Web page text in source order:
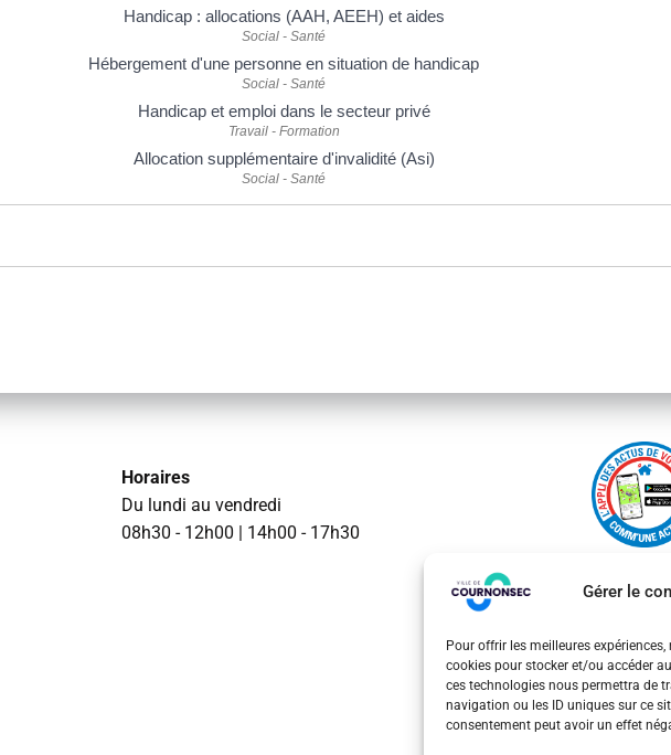
Gérer le
Pour offrir les meilleures
cookies pour stocker et/ou accéder
ces technologies nous permettra de
navigation ou les ID uniques sur ce
consentement peut avoir un effet
Handicap : allocations (AAH, AEEH) et aides
Social - Santé
Hébergement d'une personne en situation de handicap
Social - Santé
Handicap et emploi dans le secteur privé
Travail - Formation
Allocation supplémentaire d'invalidité (Asi)
Social - Santé
Horaires
Du lundi au vendredi
08h30 - 12h00 | 14h00 - 17h30